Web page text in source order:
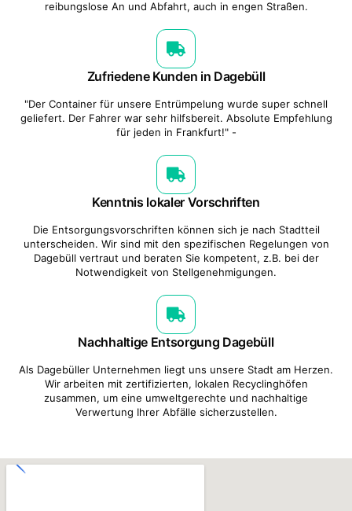
reibungslose An und Abfahrt, auch in engen Straßen.
Zufriedene Kunden in Dagebüll
"Der Container für unsere Entrümpelung wurde super schnell
geliefert. Der Fahrer war sehr hilfsbereit. Absolute Empfehlung
für jeden in Frankfurt!" -
Kenntnis lokaler Vorschriften
Die Entsorgungsvorschriften können sich je nach Stadtteil
unterscheiden. Wir sind mit den spezifischen Regelungen von
Dagebüll vertraut und beraten Sie kompetent, z.B. bei der
Notwendigkeit von Stellgenehmigungen.
Nachhaltige Entsorgung Dagebüll
Als Dagebüller Unternehmen liegt uns unsere Stadt am Herzen.
Wir arbeiten mit zertifizierten, lokalen Recyclinghöfen
zusammen, um eine umweltgerechte und nachhaltige
Verwertung Ihrer Abfälle sicherzustellen.